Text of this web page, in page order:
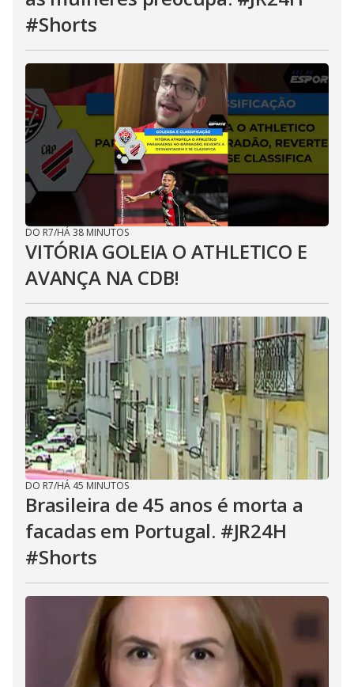
#Shorts
DO R7/HÁ 38 MINUTOS
VITÓRIA GOLEIA O ATHLETICO E
AVANÇA NA CDB!
DO R7/HÁ 45 MINUTOS
Brasileira de 45 anos é morta a
facadas em Portugal. #JR24H
#Shorts